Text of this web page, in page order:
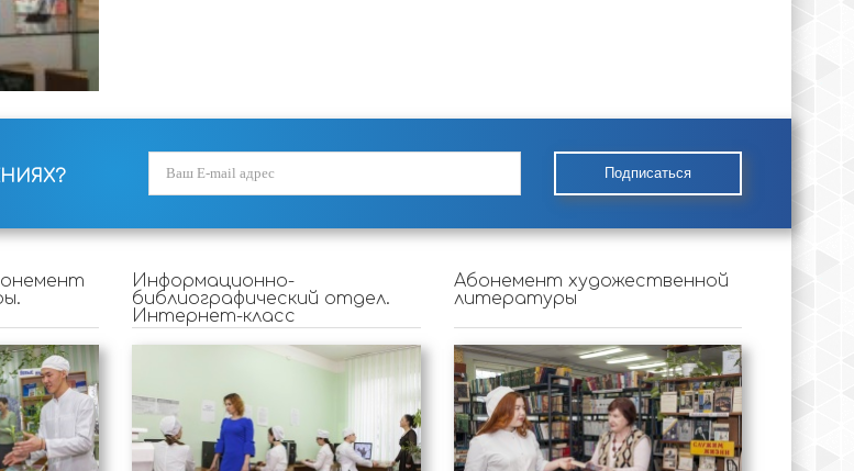
Подписаться
Информационно-
библиографический отдел.
Интернет-класс
Абонемент художественной
литературы